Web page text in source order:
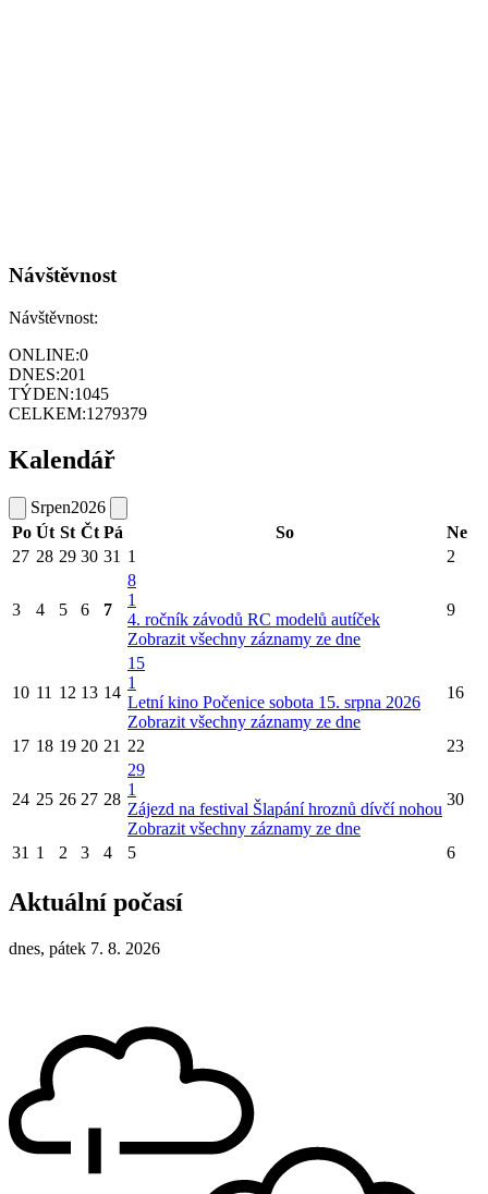
Návštěvnost
Návštěvnost:
ONLINE:0
DNES:201
TÝDEN:1045
CELKEM:1279379
Kalendář
Srpen2026
Po Út St Čt Pá So
Ne
27 28 29 30 31 1 2
3 4 5 6 7
8
1
4. ročník závodů RC modelů autíček
Zobrazit všechny záznamy ze dne
9
10 11 12 13 14
15
1
Letní kino Počenice sobota 15. srpna 2026
Zobrazit všechny záznamy ze dne
16
17 18 19 20 21 22 23
24 25 26 27 28
29
1
Zájezd na festival Šlapání hroznů dívčí nohou
Zobrazit všechny záznamy ze dne
30
31 1 2 3 4 5 6
Aktuální počasí
dnes, pátek 7. 8. 2026